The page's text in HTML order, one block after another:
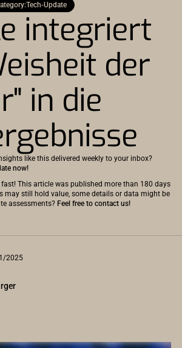
Tech-Update
integriert
der
in die
like this delivered weekly to your inbox?
now!
This article was published more than 180 days
may still hold value, some details or data might be
assessments? Feel free to contact us!
2025